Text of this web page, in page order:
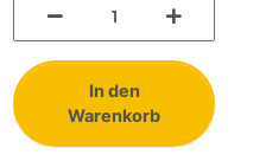
In den
Warenkorb